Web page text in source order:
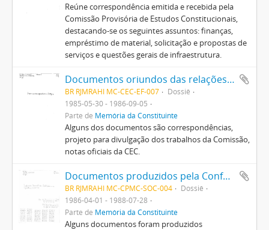
Reúne correspondência emitida e recebida pela
Comissão Provisória de Estudos Constitucionais,
destacando-se os seguintes assuntos: finanças,
empréstimo de material, solicitação e propostas de
serviços e questões gerais de infraestrutura.
Documentos oriundos das relações entre a Comissão Provisória de Estudos Constitucionais e a imprensa
BR RJMRAHI MC-CEC-EF-007
Dossiê
1985-05-30 - 1986-09-05
Parte de Memória da Constituinte
Alguns dos documentos são correspondências,
projeto para divulgação dos trabalhos da Comissão,
notas oficiais da CEC.
Documentos produzidos pela Confederação Nacional dos Trabalhadores na Agricultura (CONTAG)
BR RJMRAHI MC-CPMC-SOC-004
Dossiê
1986-04-01 - 1988-07-28
Parte de Memória da Constituinte
Alguns documentos foram produzidos